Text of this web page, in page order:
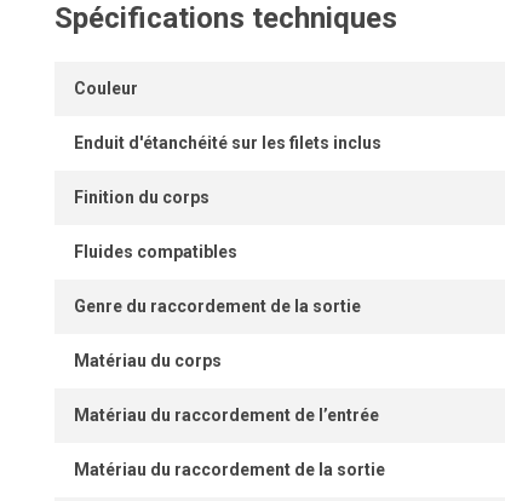
Spécifications techniques
Couleur
Enduit d'étanchéité sur les filets inclus
Finition du corps
Fluides compatibles
Genre du raccordement de la sortie
Matériau du corps
Matériau du raccordement de l’entrée
Matériau du raccordement de la sortie